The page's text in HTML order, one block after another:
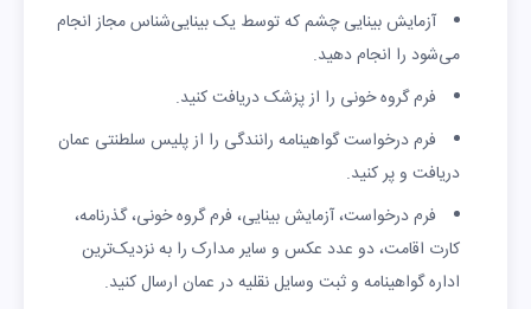
آزمایش بینایی چشم که توسط یک بینایی‌شناس مجاز انجام
می‌شود را انجام دهید.
فرم گروه خونی را از پزشک دریافت کنید.
فرم درخواست گواهینامه رانندگی را از پلیس سلطنتی عمان
دریافت و پر کنید.
فرم درخواست، آزمایش بینایی، فرم گروه خونی، گذرنامه،
کارت اقامت، دو عدد عکس و سایر مدارک را به نزدیک‌ترین
اداره گواهینامه و ثبت وسایل نقلیه در عمان ارسال کنید.